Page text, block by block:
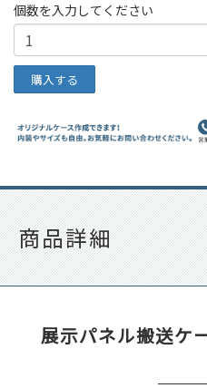
個数を入力してください
商品詳細
展示パネル搬送ケ